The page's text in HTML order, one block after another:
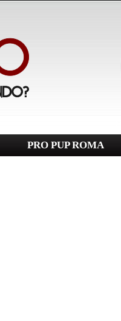
PRO PUP ROMA